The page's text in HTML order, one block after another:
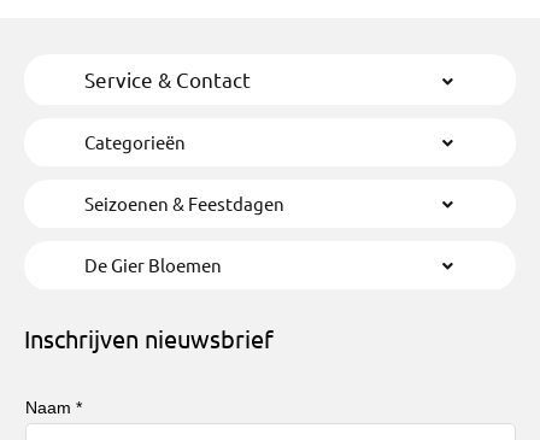
Service & Contact
Categorieën
Seizoenen & Feestdagen
De Gier Bloemen
Inschrijven nieuwsbrief
Naam *